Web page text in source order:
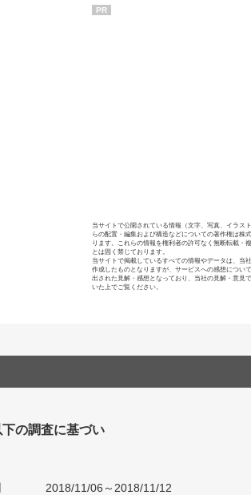
PR
当サイトで公開されている情報（文字、写真、イラス
らの配置・編集および構造などについての著作権は株
ります。これらの情報を権利者の許可なく無断転載・
とは固く禁じております。
当サイトで掲載しているすべての情報やデータは、当
作成したものとなりますが、サービスへの感想につい
出された見解・感想となっており、当社の見解・意見
いた上でご覧ください。
の調査に基づい
2018/11/06～2018/11/12